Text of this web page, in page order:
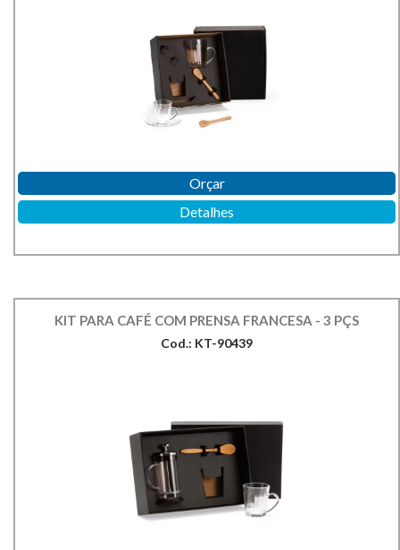
Orçar
Detalhes
KIT PARA CAFÉ COM PRENSA FRANCESA - 3 PÇS
Cod.: KT-90439